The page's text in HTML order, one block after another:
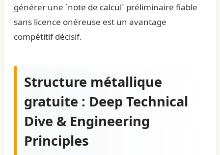
générer une `note de calcul` préliminaire fiable
sans licence onéreuse est un avantage
compétitif décisif.
Structure métallique
gratuite : Deep Technical
Dive & Engineering
Principles